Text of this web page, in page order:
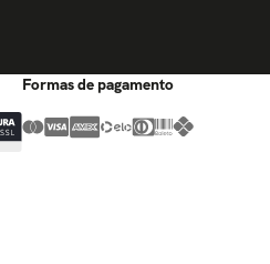
Formas de pagamento